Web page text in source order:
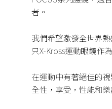
者。
我們希望激發全世界
只X-Kross運動眼鏡作
在運動中有著絕佳的
全性，享受，性能和樂